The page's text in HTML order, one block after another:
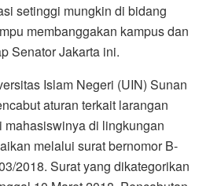
setinggi mungkin di bidang
membanggakan kampus dan
Senator Jakarta ini.
Islam Negeri (UIN) Sunan
aturan terkait larangan
di lingkungan
melalui surat bernomor B-
2018. Surat yang dikategorikan